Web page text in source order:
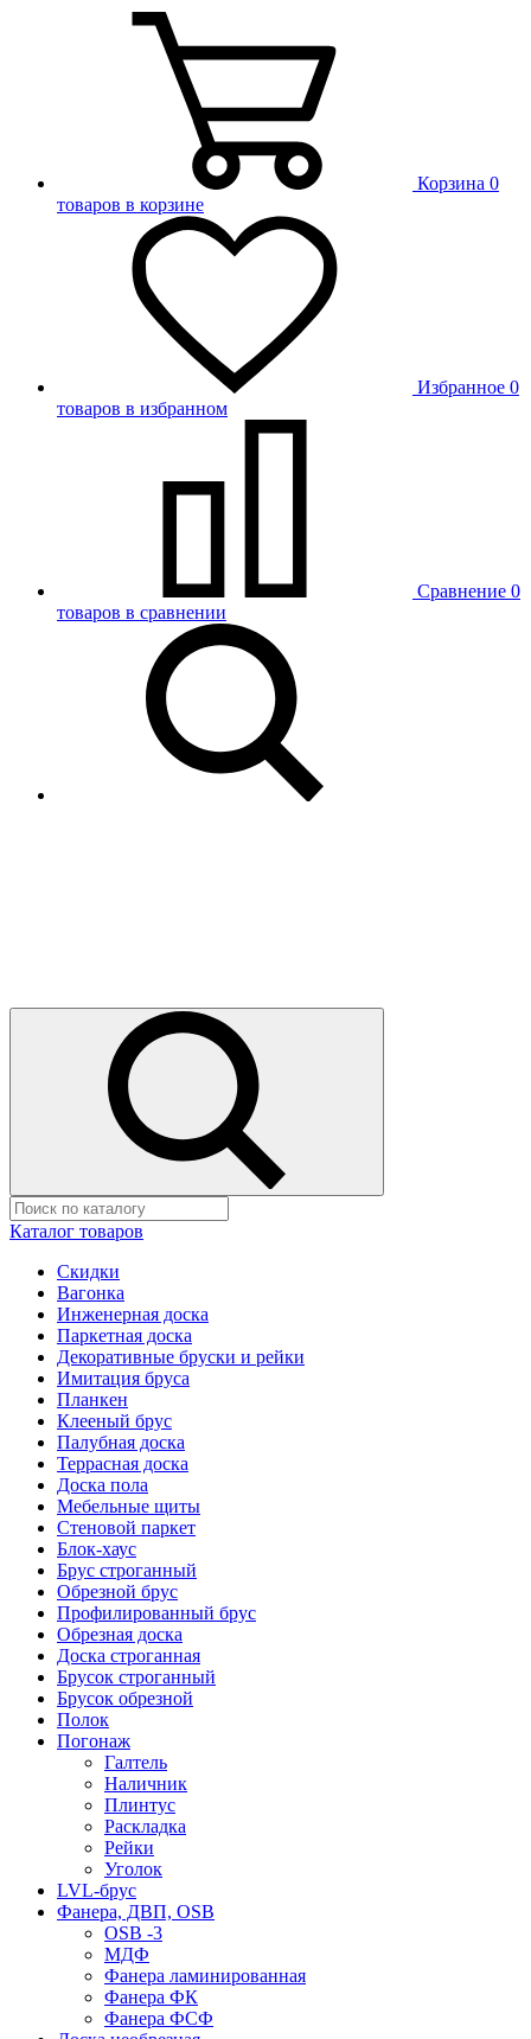
Корзина 0
товаров в корзине
Избранное 0
товаров в избранном
Сравнение 0
товаров в сравнении
Каталог товаров
Скидки
Вагонка
Инженерная доска
Паркетная доска
Декоративные бруски и рейки
Имитация бруса
Планкен
Клееный брус
Палубная доска
Террасная доска
Доска пола
Мебельные щиты
Стеновой паркет
Блок-хаус
Брус строганный
Обрезной брус
Профилированный брус
Обрезная доска
Доска строганная
Брусок строганный
Брусок обрезной
Полок
Погонаж
Галтель
Наличник
Плинтус
Раскладка
Рейки
Уголок
LVL-брус
Фанера, ДВП, OSB
OSB -3
МДФ
Фанера ламинированная
Фанера ФК
Фанера ФСФ